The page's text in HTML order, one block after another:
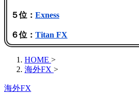
５位： Exness
６位： Titan FX
HOME >
海外FX >
海外FX